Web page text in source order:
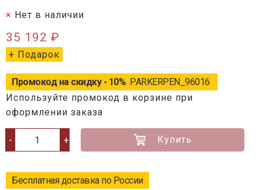
Нет в наличии
35 192 ₽
+ Подарок
Промокод на скидку - 10% PARKERPEN_96016
Используйте промокод в корзине при
оформлении заказа
- + Купить
Бесплатная доставка по России